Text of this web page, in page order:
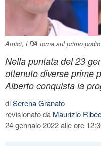
Amici, LDA torna sul primo
Nella puntata del 23
ottenuto diverse prime
Alberto conquista la
diSerena Granato
revisionato da Maurizio
24 gennaio 2022 alle ore